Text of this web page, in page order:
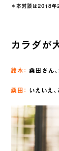
＊本対談は2018年
カラダが
鈴木： 桑田さん
桑田： いえいえ